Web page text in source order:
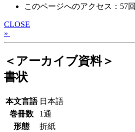
このページへのアクセス：57回
CLOSE
»
＜アーカイブ資料＞
書状
本文言語 日本語
巻冊数
1通
形態
折紙